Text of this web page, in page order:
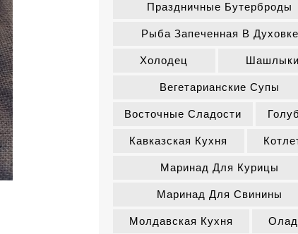
Праздничные Бутерброды
Рыба Запеченная В Духовке
Холодец Шашлыки
Вегетарианские Супы
Восточные Сладости
Кавказская Кухня
Маринад Для Курицы
Маринад Для Свинины
Молдавская Кухня